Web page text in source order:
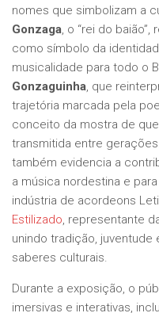
nomes que simbolizam a
Gonzaga, o “rei do
como símbolo da
musicalidade para todo o
Gonzaguinha, que
trajetória marcada pela
conceito da mostra de
transmitida entre
também evidencia a
a música nordestina e
indústria de acordeons
Estilizado, representante
unindo tradição,
saberes culturais.
Durante a exposição, o
imersivas e interativas,